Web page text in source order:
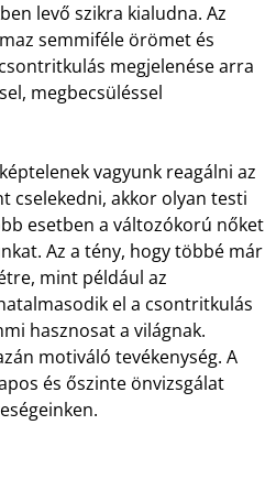
levő szikra kialudna. Az
semmiféle örömet és
megjelenése arra
megbecsüléssel
vagyunk reagálni az
cselekedni, akkor olyan testi
esetben a változókorú nőket
Az a tény, hogy többé már
mint például az
el a csontritkulás
hasznosat a világnak.
motiváló tevékenység. A
és őszinte önvizsgálat